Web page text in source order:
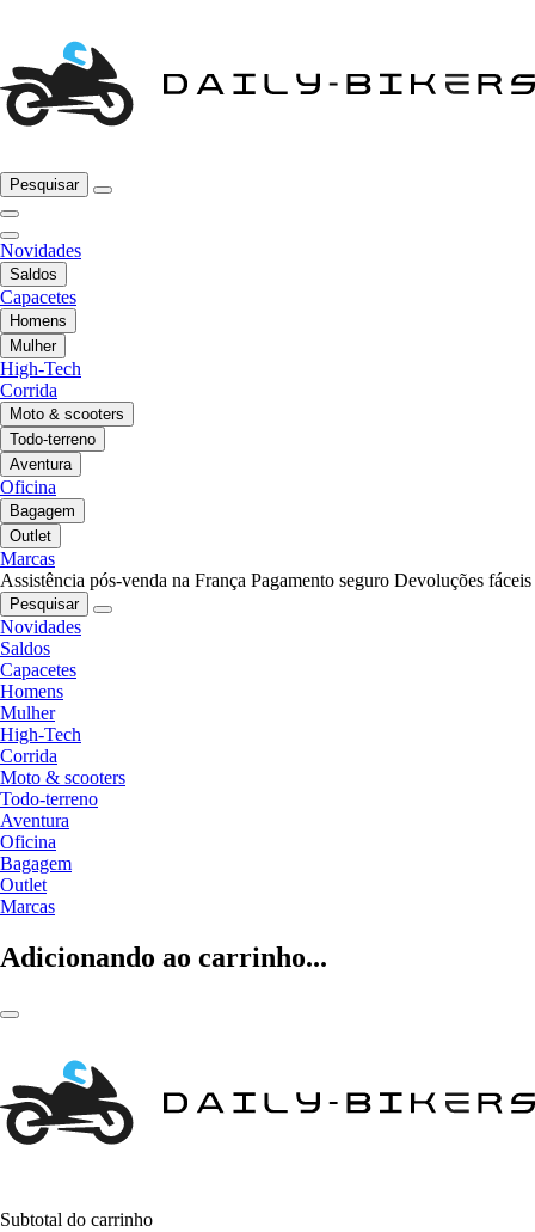
Pesquisar
Novidades
Saldos
Capacetes
Homens
Mulher
High-Tech
Corrida
Moto & scooters
Todo-terreno
Aventura
Oficina
Bagagem
Outlet
Marcas
Assistência pós-venda na França Pagamento seguro Devoluções fáceis
Pesquisar
Novidades
Saldos
Capacetes
Homens
Mulher
High-Tech
Corrida
Moto & scooters
Todo-terreno
Aventura
Oficina
Bagagem
Outlet
Marcas
Adicionando ao carrinho...
Subtotal do carrinho